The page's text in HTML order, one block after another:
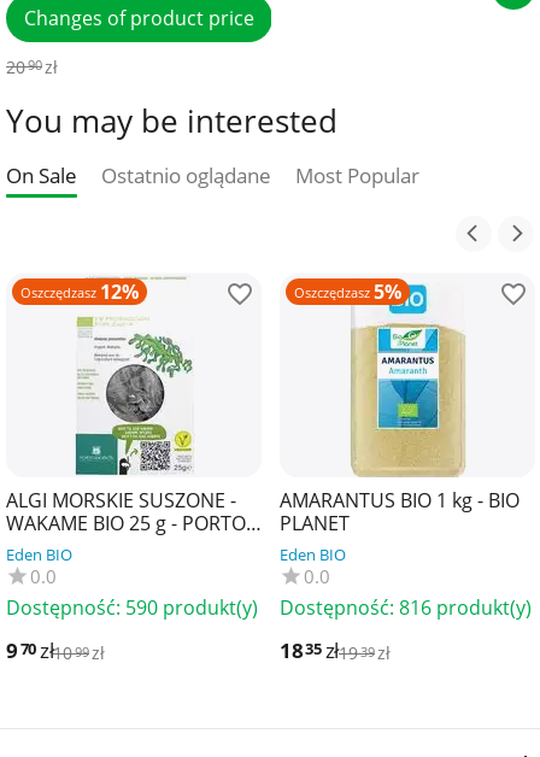
Changes of product price
2090zł
You may be interested
On Sale Ostatnio oglądane Most Popular
Oszczędzasz 12%
ALGI MORSKIE SUSZONE -
WAKAME BIO 25 g - PORTO
MUINOS
Eden BIO
0.0
Dostępność: 590 produkt(y)
970zł1099zł
Oszczędzasz 5%
AMARANTUS BIO 1 kg - BIO
PLANET
Eden BIO
0.0
Dostępność: 816 produkt(y)
1835zł1939zł